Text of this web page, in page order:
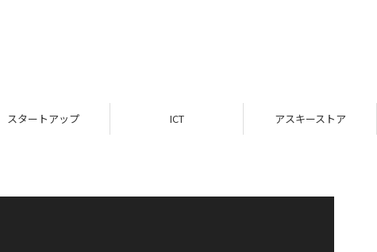
スタートアップ ICT アスキーストア